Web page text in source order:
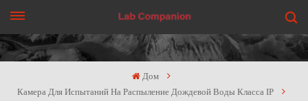
ПОЛУЧИТЬ ЦЕНУ
Дом
Камера Для Испытаний На Распыление Дождевой Воды Класса IP